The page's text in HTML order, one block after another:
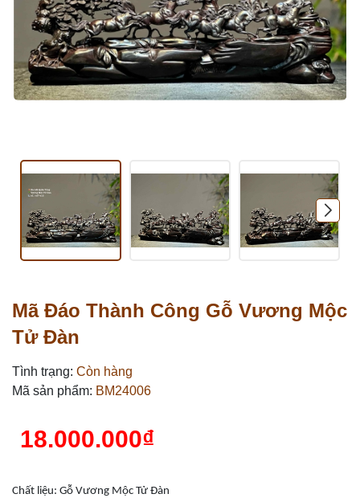
Mã Đáo Thành Công Gỗ Vương Mộc
Tử Đàn
Tình trạng: Còn hàng
Mã sản phẩm: BM24006
18.000.000₫
Chất liệu: Gỗ Vương Mộc Tử Đàn